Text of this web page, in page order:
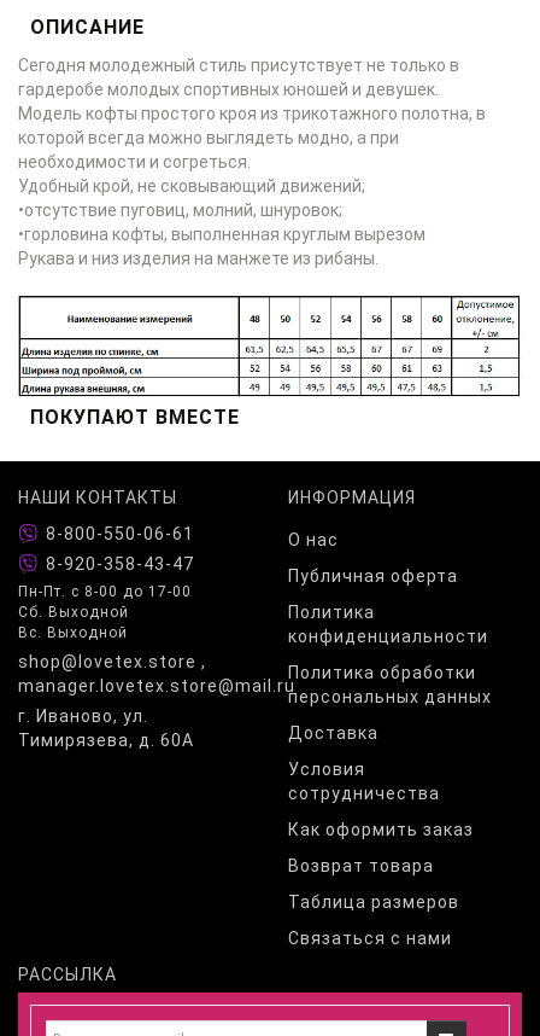
ОПИСАНИЕ
Сегодня молодежный стиль присутствует не только в
гардеробе молодых спортивных юношей и девушек.
Модель кофты простого кроя из трикотажного полотна, в
которой всегда можно выглядеть модно, а при
необходимости и согреться.
Удобный крой, не сковывающий движений;
•отсутствие пуговиц, молний, шнуровок;
•горловина кофты, выполненная круглым вырезом
Рукава и низ изделия на манжете из рибаны.
ПОКУПАЮТ ВМЕСТЕ
НАШИ КОНТАКТЫ
8-800-550-06-61
8-920-358-43-47
Пн-Пт. с 8-00 до 17-00
Сб. Выходной
Вс. Выходной
shop@lovetex.store ,
manager.lovetex.store@mail.ru
г. Иваново, ул.
Тимирязева, д. 60А
ИНФОРМАЦИЯ
О нас
Публичная оферта
Политика
конфиденциальности
Политика обработки
персональных данных
Доставка
Условия
сотрудничества
Как оформить заказ
Возврат товара
Таблица размеров
Связаться с нами
РАССЫЛКА